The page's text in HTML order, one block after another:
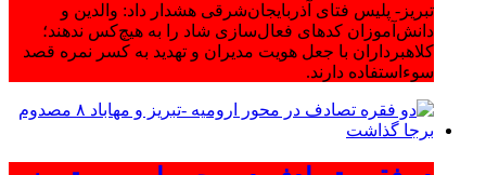
تبریز- پلیس فتای آذربایجان‌شرقی هشدار داد: والدین و
دانش‌آموزان کدهای فعال‌سازی شاد را به هیچ‌کس ندهند؛
کلاهبرداران با جعل هویت مدیران و تهدید به کسر نمره قصد
سوءاستفاده دارند.